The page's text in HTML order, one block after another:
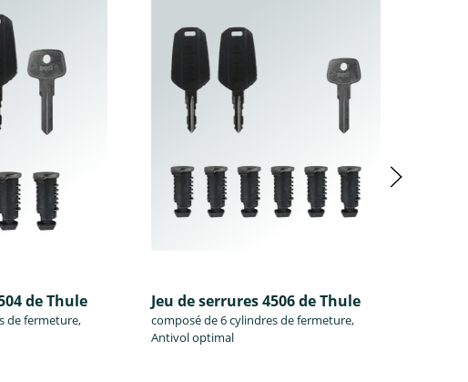
de Thule
de fermeture,
Jeu de serrures 4506 de Thule
composé de 6 cylindres de fermeture,
Antivol optimal